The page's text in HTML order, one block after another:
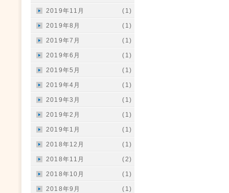
2019年11月 (1)
2019年8月 (1)
2019年7月 (1)
2019年6月 (1)
2019年5月 (1)
2019年4月 (1)
2019年3月 (1)
2019年2月 (1)
2019年1月 (1)
2018年12月 (1)
2018年11月 (2)
2018年10月 (1)
2018年9月 (1)